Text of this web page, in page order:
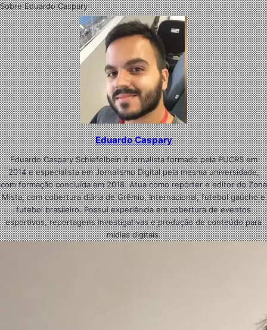
Sobre Eduardo Caspary
Eduardo Caspary
Eduardo Caspary Schiefelbein é jornalista formado pela PUCRS em
2014 e especialista em Jornalismo Digital pela mesma universidade,
com formação concluída em 2018. Atua como repórter e editor do Zona
Mista, com cobertura diária de Grêmio, Internacional, futebol gaúcho e
futebol brasileiro. Possui experiência em cobertura de eventos
esportivos, reportagens investigativas e produção de conteúdo para
mídias digitais.